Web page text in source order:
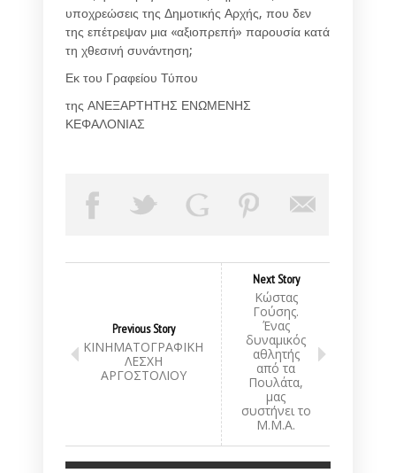
υποχρεώσεις της Δημοτικής Αρχής, που δεν
της επέτρεψαν μια «αξιοπρεπή» παρουσία κατά
τη χθεσινή συνάντηση;
Εκ του Γραφείου Τύπου
της ΑΝΕΞΑΡΤΗΤΗΣ ΕΝΩΜΕΝΗΣ
ΚΕΦΑΛΟΝΙΑΣ
Previous Story
ΚΙΝΗΜΑΤΟΓΡΑΦΙΚΗ
ΛΕΣΧΗ
ΑΡΓΟΣΤΟΛΙΟΥ
Next Story
Κώστας
Γούσης.
Ένας
δυναμικός
αθλητής
από τα
Πουλάτα,
μας
συστήνει το
Μ.Μ.Α.